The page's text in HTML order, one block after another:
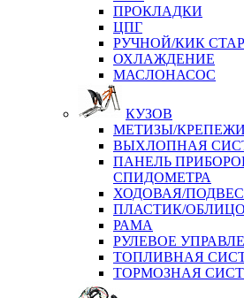
ПРОКЛАДКИ
ЦПГ
РУЧНОЙ/КИК
ОХЛАЖДЕНИЕ
МАСЛОНАСОС
КУЗОВ
МЕТИЗЫ/
ВЫХЛОПНАЯ
ПАНЕЛЬ
СПИДОМЕТРА
ХОДОВАЯ/
ПЛАСТИК/
РАМА
РУЛЕВОЕ
ТОПЛИВНАЯ
ТОРМОЗНАЯ